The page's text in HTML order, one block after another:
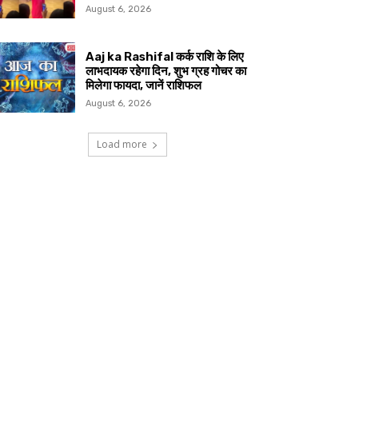
August 6, 2026
Aaj ka Rashifal कर्क राशि के लिए
लाभदायक रहेगा दिन, शुभ ग्रह गोचर का
मिलेगा फायदा, जानें राशिफल
August 6, 2026
Load more